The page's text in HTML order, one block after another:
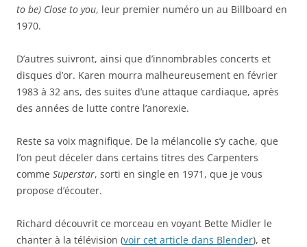
to be) Close to you, leur premier numéro un au Billboard en
1970.
D’autres suivront, ainsi que d’innombrables concerts et
disques d’or. Karen mourra malheureusement en février
1983 à 32 ans, des suites d’une attaque cardiaque, après
des années de lutte contre l’anorexie.
Reste sa voix magnifique. De la mélancolie s’y cache, que
l’on peut déceler dans certains titres des Carpenters
comme Superstar, sorti en single en 1971, que je vous
propose d’écouter.
Richard découvrit ce morceau en voyant Bette Midler le
chanter à la télévision (voir cet article dans Blender), et